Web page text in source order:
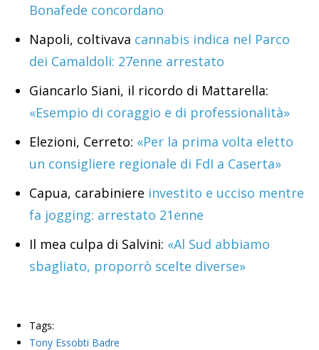
Bonafede concordano
Napoli, coltivava cannabis indica nel Parco
dei Camaldoli: 27enne arrestato
Giancarlo Siani, il ricordo di Mattarella:
«Esempio di coraggio e di professionalità»
Elezioni, Cerreto: «Per la prima volta eletto
un consigliere regionale di FdI a Caserta»
Capua, carabiniere investito e ucciso mentre
fa jogging: arrestato 21enne
Il mea culpa di Salvini: «Al Sud abbiamo
sbagliato, proporrò scelte diverse»
Tags:
Tony Essobti Badre